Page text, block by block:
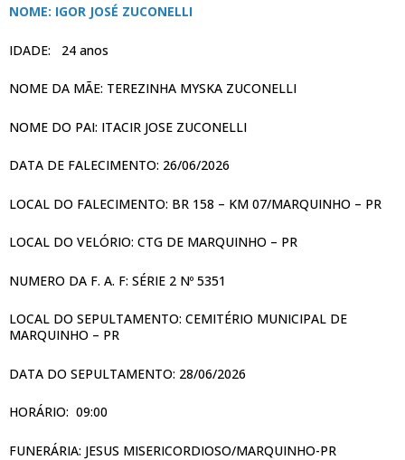
NOME: IGOR JOSÉ ZUCONELLI
IDADE: 24 anos
NOME DA MÃE: TEREZINHA MYSKA ZUCONELLI
NOME DO PAI: ITACIR JOSE ZUCONELLI
DATA DE FALECIMENTO: 26/06/2026
LOCAL DO FALECIMENTO: BR 158 – KM 07/MARQUINHO – PR
LOCAL DO VELÓRIO: CTG DE MARQUINHO – PR
NUMERO DA F. A. F: SÉRIE 2 Nº 5351
LOCAL DO SEPULTAMENTO: CEMITÉRIO MUNICIPAL DE
MARQUINHO – PR
DATA DO SEPULTAMENTO: 28/06/2026
HORÁRIO: 09:00
FUNERÁRIA: JESUS MISERICORDIOSO/MARQUINHO-PR